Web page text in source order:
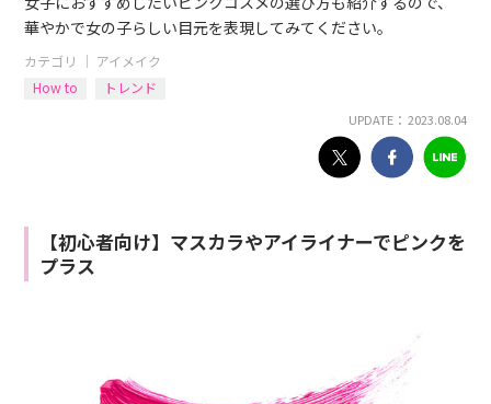
華やかで女の子らしい目元を表現してみてください。
カテゴリ ｜ アイメイク
How to
トレンド
UPDATE： 2023.08.04
【初心者向け】マスカラやアイライナーでピンクを
プラス